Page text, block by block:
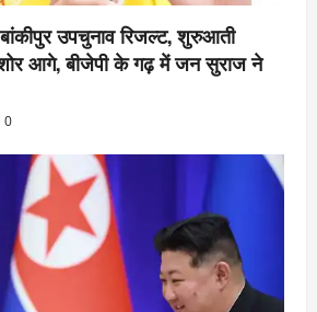
उपचुनाव रिजल्ट, शुरुआती
आगे, बीजेपी के गढ़ में जन सुराज ने
0